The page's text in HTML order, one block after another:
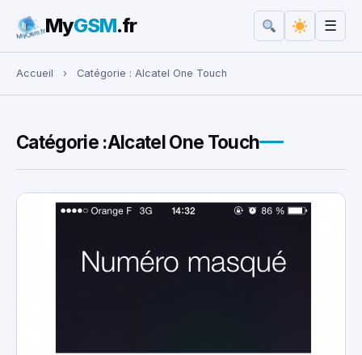
Rechercher :
MyGSM.fr ☰
Accueil › Catégorie : Alcatel One Touch
Catégorie :Alcatel One Touch